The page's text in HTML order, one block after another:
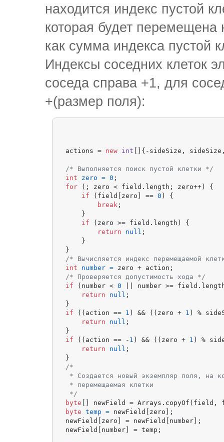
находится индекс пустой
которая будет перемещена
как сумма индекса пустой
Индексы соседних клеток
соседа справа +1, для
+(размер поля):
actions = new int []{-sideSize,
/* Выполняется поиск пустой клетки */
int
zero = 0
for (; zero < field.length; zero++) {
if (field[zero] == 0 ) {
break ;
    }
if (zero >= field.length) {
return
null ;
    }
/* Вычисляется индекс перемещаемой
int
number =
/* Проверяется допустимость хода */
if (number < 0 || number >=
return
null ;
if ((action == 1 ) && ((zero + 1 ) %
return
null ;
if ((action == - 1 ) && ((zero + 1 ) %
return
null ;
/*
* Создается новый экземпляр поля, на
* перемещаемая клетки
*/
byte
byte
temp = newField[zero];
newField[zero] = newField[number];
newField[number] = temp;